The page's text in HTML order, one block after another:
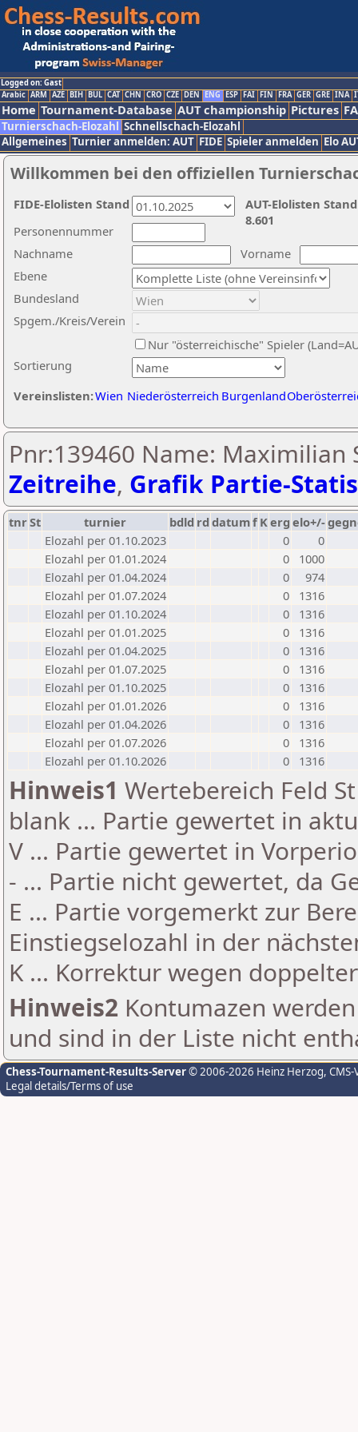
Logged on: Gast
Arabic ARM AZE BIH BUL CAT CHN CRO CZE DEN ENG ESP FAI FIN FRA GER GRE INA
Home Tournament-Database AUT championship Pictures
Turnierschach-Elozahl Schnellschach-Elozahl
Allgemeines Turnier anmelden: AUT FIDE Spieler anmelden Elo
Willkommen bei den offiziellen
Nachname
Vorname
Ebene
Sortierung
Personennummer
Bundesland
Spgem./Kreis/Verein
Nur "österreichische" Spieler
Vereinslisten:Wien Niederösterreich Burgenland
AUT-Elolisten
8.601
FIDE-Elolisten Stand
Pnr:139460 Name: Maximilian
Zeitreihe, Grafik Partie-
tnrSt turnier bdld rd datumf Kerg elo+/-
Elozahl per 01.10.2023
0
0
Elozahl per 01.01.2024
0
1000
Elozahl per 01.04.2024
0
974
Elozahl per 01.07.2024
0
1316
Elozahl per 01.10.2024
0
1316
Elozahl per 01.01.2025
0
1316
Elozahl per 01.04.2025
0
1316
Elozahl per 01.07.2025
0
1316
Elozahl per 01.10.2025
0
1316
Elozahl per 01.01.2026
0
1316
Elozahl per 01.04.2026
0
1316
Elozahl per 01.07.2026
0
1316
Elozahl per 01.10.2026
0 1316
Hinweis1 Wertebereich Feld
blank ... Partie gewertet in
V ... Partie gewertet in
- ... Partie nicht gewertet, da
E ... Partie vorgemerkt zur
Einstiegselozahl in der
K ... Korrektur wegen
Hinweis2 Kontumazen
und sind in der Liste nicht
Chess-Tournament-Results-Server© 2006-2026 Heinz Herzog,
Legal details/Terms of use